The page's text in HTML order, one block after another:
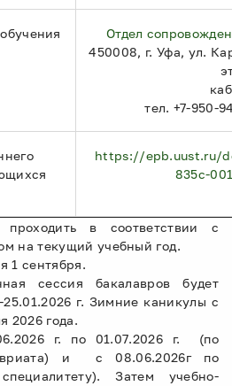
Отдел
450008, г. Уфа, ул.
тел. +7-950-
https://epb.uust.ru/
835c-
в соответствии с
на текущий учебный год.
1 сентября.
сессия бакалавров будет
25.01.2026 г. Зимние каникулы с
2026 года.
г. по 01.07.2026 г. (по
и с 08.06.2026г по
Затем учебно-